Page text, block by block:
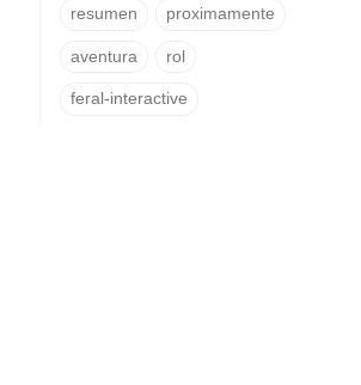
resumen proximamente
aventura rol
feral-interactive